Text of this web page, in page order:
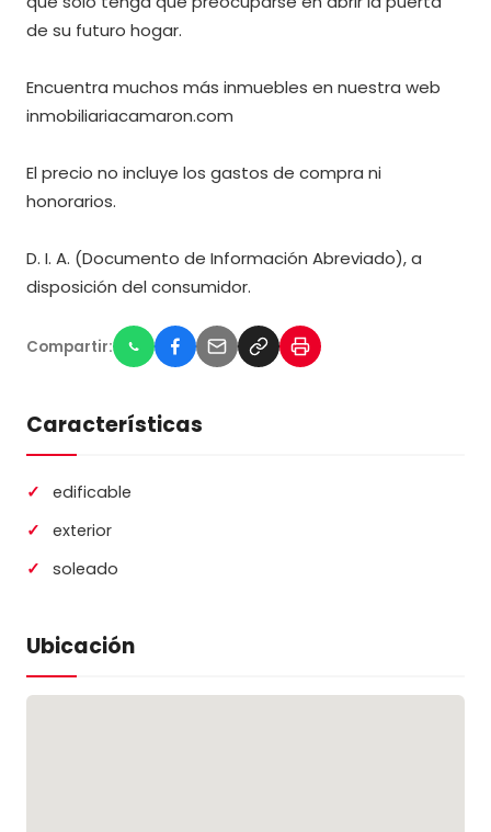
de su futuro hogar.
Encuentra muchos más inmuebles en nuestra web
inmobiliariacamaron.com
El precio no incluye los gastos de compra ni
honorarios.
D. I. A. (Documento de Información Abreviado), a
disposición del consumidor.
Compartir:
Características
edificable
exterior
soleado
Ubicación